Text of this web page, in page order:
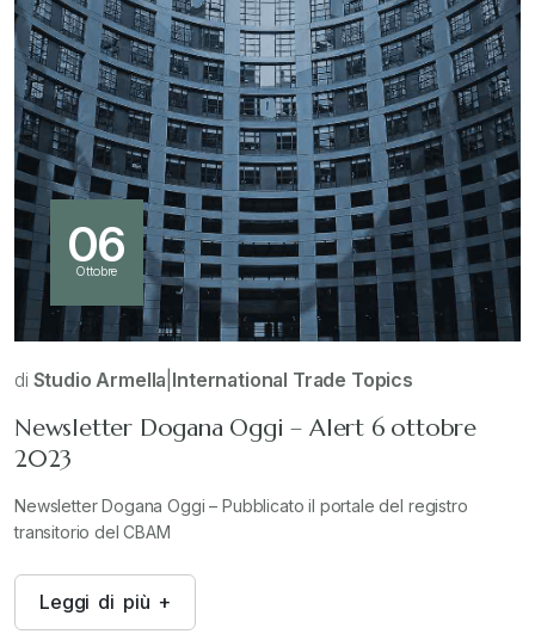
06
Ottobre
di Studio Armella International Trade Topics
Newsletter Dogana Oggi – Alert 6 ottobre
2023
Newsletter Dogana Oggi – Pubblicato il portale del registro
transitorio del CBAM
Leggi di più +